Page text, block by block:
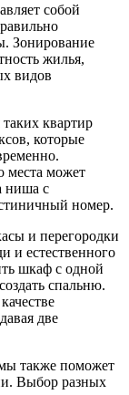
собой
Зонирование
жилья,
видов
квартир
которые
места может
ниша с
номер.
и перегородки
и естественного
шкаф с одной
спальню.
две
также поможет
Выбор разных